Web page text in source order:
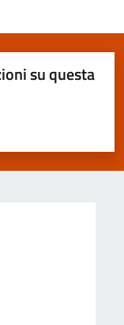
su questa